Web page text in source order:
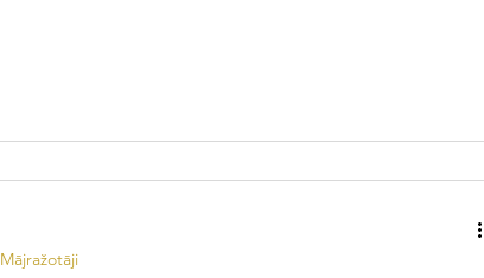
Mājražotāji